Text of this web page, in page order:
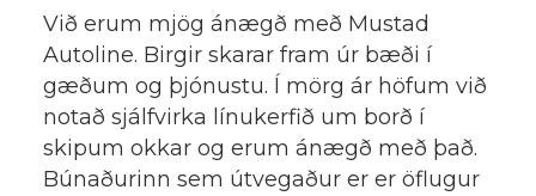
Við erum mjög ánægð með Mustad
Autoline. Birgir skarar fram úr bæði í
gæðum og þjónustu. Í mörg ár höfum við
notað sjálfvirka línukerfið um borð í
skipum okkar og erum ánægð með það.
Búnaðurinn sem útvegaður er er öflugur